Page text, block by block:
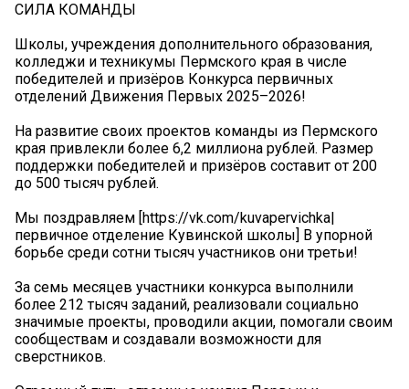
СИЛА КОМАНДЫ
Школы, учреждения дополнительного образования,
колледжи и техникумы Пермского края в числе
победителей и призёров Конкурса первичных
отделений Движения Первых 2025–2026!
На развитие своих проектов команды из Пермского
края привлекли более 6,2 миллиона рублей. Размер
поддержки победителей и призёров составит от 200
до 500 тысяч рублей.
Мы поздравляем [https://vk.com/kuvapervichka|
первичное отделение Кувинской школы] В упорной
борьбе среди сотни тысяч участников они третьи!
За семь месяцев участники конкурса выполнили
более 212 тысяч заданий, реализовали социально
значимые проекты, проводили акции, помогали своим
сообществам и создавали возможности для
сверстников.